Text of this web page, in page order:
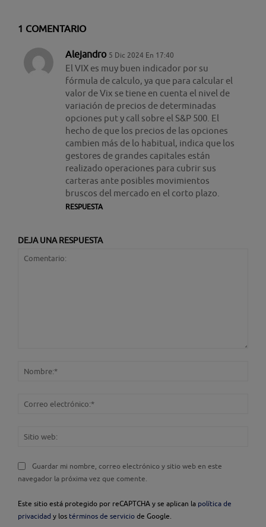
1 COMENTARIO
Alejandro 5 Dic 2024 En 17:40
El VIX es muy buen indicador por su
fórmula de calculo, ya que para calcular el
valor de Vix se tiene en cuenta el nivel de
variación de precios de determinadas
opciones put y call sobre el S&P 500. El
hecho de que los precios de las opciones
cambien más de lo habitual, indica que los
gestores de grandes capitales están
realizado operaciones para cubrir sus
carteras ante posibles movimientos
bruscos del mercado en el corto plazo.
RESPUESTA
DEJA UNA RESPUESTA
Guardar mi nombre, correo electrónico y sitio web en este
navegador la próxima vez que comente.
Este sitio está protegido por reCAPTCHA y se aplican la política de
privacidad y los términos de servicio de Google.